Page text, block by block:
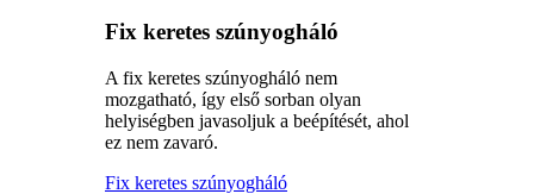
Fix keretes szúnyogháló
A fix keretes szúnyogháló nem
mozgatható, így első sorban olyan
helyiségben javasoljuk a beépítését, ahol
ez nem zavaró.
Fix keretes szúnyogháló